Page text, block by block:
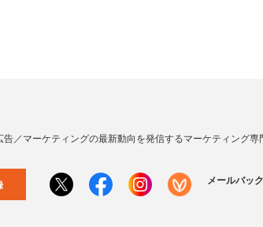
／マーケティングの最新動向を発信するマーケティング専
メールバッ